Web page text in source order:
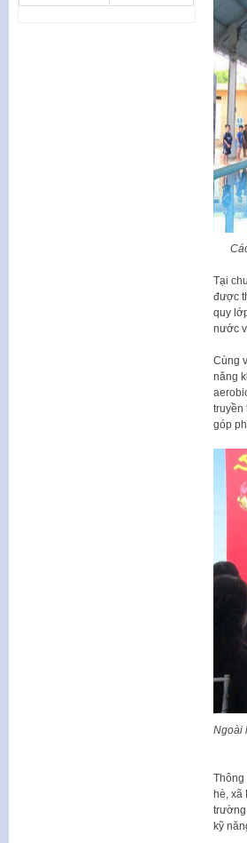
Tại
được
quy
nước
Cùng
năng
truyền
góp
Ngoài
Thông
hè, xã
trường
kỹ